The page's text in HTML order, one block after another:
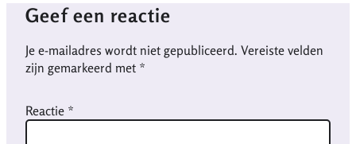
Geef een reactie
Je e-mailadres wordt niet gepubliceerd. Vereiste velden
zijn gemarkeerd met *
Reactie *